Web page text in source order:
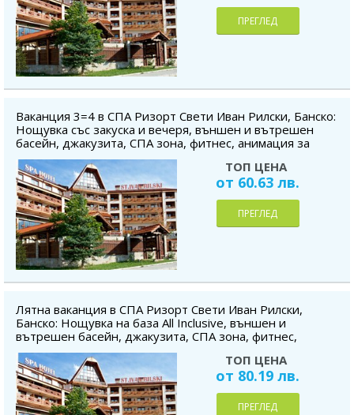
ПРЕГЛЕД
Ваканция 3=4 в СПА Ризорт Свети Иван Рилски, Банско:
Нощувка със закуска и вечеря, външен и вътрешен
басейн, джакузита, СПА зона, фитнес, анимация за
деца, безплатно за дете до 5.99г.
ТОП ЦЕНА
от 60.63 лв.
ПРЕГЛЕД
Лятна ваканция в СПА Ризорт Свети Иван Рилски,
Банско: Нощувка на база All Inclusive, външен и
вътрешен басейн, джакузита, СПА зона, фитнес,
анимация за деца, безплатно за дете до 5.99г.
ТОП ЦЕНА
от 80.19 лв.
ПРЕГЛЕД